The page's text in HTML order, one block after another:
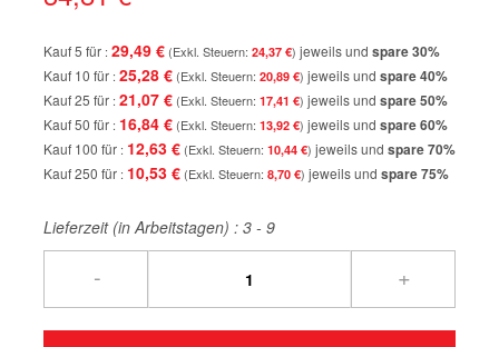
Kauf 5 für 29,49 € 24,37 € jeweils und spare30%
Kauf 10 für 25,28 € 20,89 € jeweils und spare40%
Kauf 25 für 21,07 € 17,41 € jeweils und spare50%
Kauf 50 für 16,84 € 13,92 € jeweils und spare60%
Kauf 100 für 12,63 € 10,44 € jeweils und spare70%
Kauf 250 für 10,53 € 8,70 € jeweils und spare75%
Lieferzeit (in Arbeitstagen) : 3 - 9
- +